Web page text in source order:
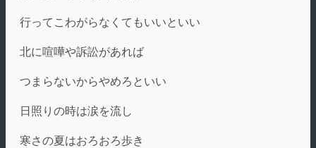
行ってこわがらなくてもいいといい
北に喧嘩や訴訟があれば
つまらないからやめろといい
日照りの時は涙を流し
寒さの夏はおろおろ歩き